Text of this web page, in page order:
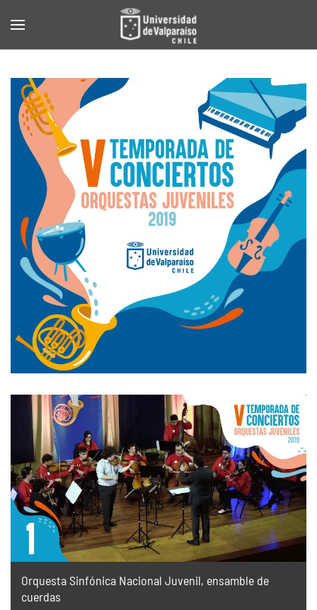
Skip to main content
Orquesta Sinfónica Nacional Juvenil, ensamble de
cuerdas